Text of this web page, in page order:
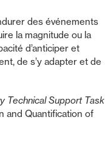
des événements
la magnitude ou la
d’anticiper et
de s’y adapter et de
Technical Support Task
and Quantification of